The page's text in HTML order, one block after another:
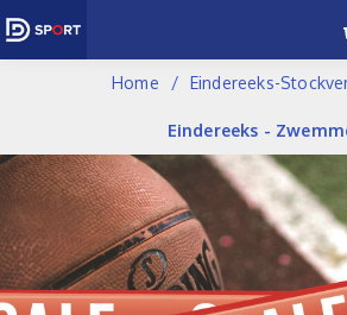
Home Eindereeks-
Eindereeks -